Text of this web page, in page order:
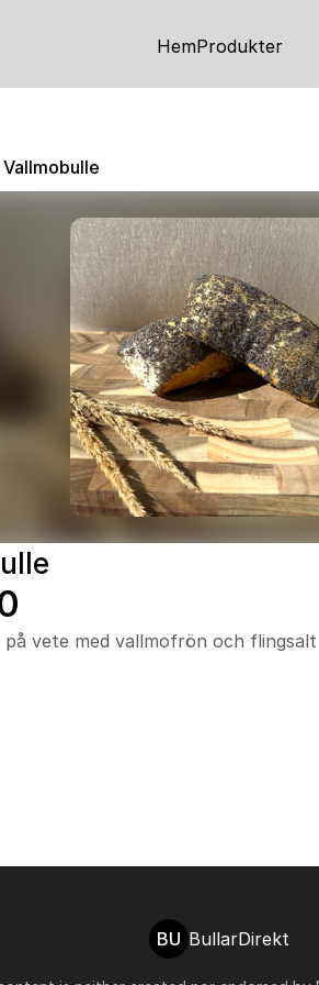
HemProdukter
Vallmobulle
på vete med vallmofrön och flingsalt
BU BullarDirekt